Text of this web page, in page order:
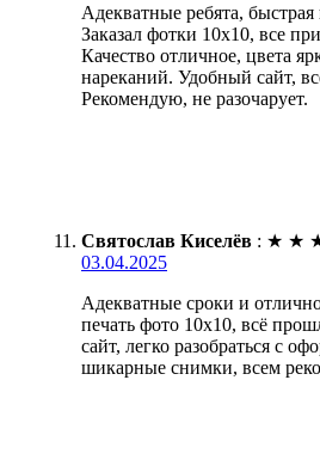
Адекватные ребята, быстрая
Заказал фотки 10х10, все
Качество отличное, цвета
нареканий. Удобный сайт,
Рекомендую, не разочарует.
Святослав Киселёв : ★ ★
03.04.2025
Адекватные сроки и
печать фото 10х10, всё
сайт, легко разобраться с
шикарные снимки, всем